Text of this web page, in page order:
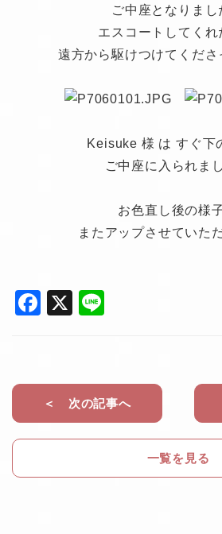
ご中座となりまし
エスコートしてくれ
遠方から駆けつけてくださ
Keisuke 様 は すぐ下
ご中座に入られま
お色直し後の様
またアップさせていた
F
e
b
o
k
X
＜ 次の記事へ
一覧を見る